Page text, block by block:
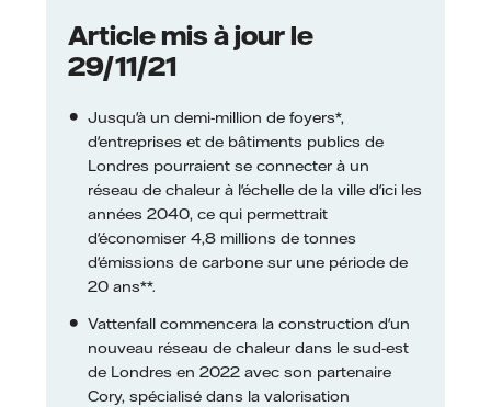
Article mis à jour le
29/11/21
Jusqu'à un demi-million de foyers*,
d'entreprises et de bâtiments publics de
Londres pourraient se connecter à un
réseau de chaleur à l'échelle de la ville d'ici les
années 2040, ce qui permettrait
d'économiser 4,8 millions de tonnes
d'émissions de carbone sur une période de
20 ans**.
Vattenfall commencera la construction d'un
nouveau réseau de chaleur dans le sud-est
de Londres en 2022 avec son partenaire
Cory, spécialisé dans la valorisation